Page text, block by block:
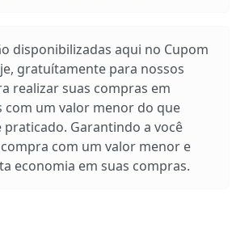
disponibilizadas aqui no Cupom
gratuítamente para nossos
realizar suas compras em
com um valor menor do que
praticado. Garantindo a você
com um valor menor e
economia em suas compras.